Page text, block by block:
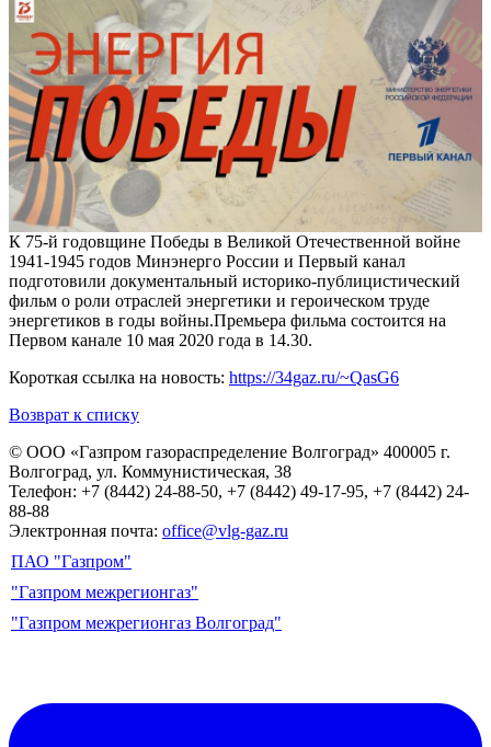
К 75-й годовщине Победы в Великой Отечественной войне
1941-1945 годов Минэнерго России и Первый канал
подготовили документальный историко-публицистический
фильм о роли отраслей энергетики и героическом труде
энергетиков в годы войны.Премьера фильма состоится на
Первом канале 10 мая 2020 года в 14.30.
Короткая ссылка на новость: https://34gaz.ru/~QasG6
Возврат к списку
© ООО «Газпром газораспределение Волгоград» 400005 г.
Волгоград, ул. Коммунистическая, 38
Телефон: +7 (8442) 24-88-50, +7 (8442) 49-17-95, +7 (8442) 24-
88-88
Электронная почта: office@vlg-gaz.ru
ПАО "Газпром"
"Газпром межрегионгаз"
"Газпром межрегионгаз Волгоград"